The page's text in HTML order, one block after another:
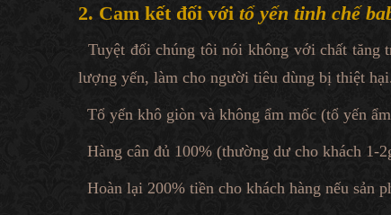
2. Cam kết đối với tổ yến tinh chế
Tuyệt đối chúng tôi nói không với chất tăng
lượng yến, làm cho người tiêu dùng bị thiệt
Tổ yến khô giòn và không ẩm mốc (tổ yến
Hàng cân đủ 100% (thường dư cho khách 1-
Hoàn lại 200% tiền cho khách hàng nếu sản